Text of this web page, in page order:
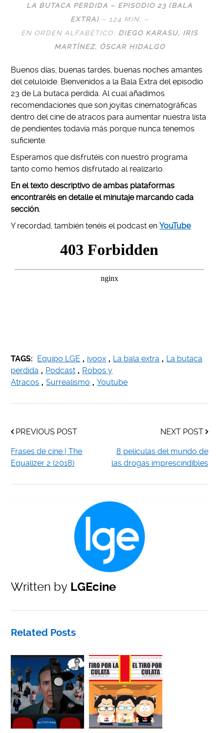
LA BUTACA PERDIDA – EPISODIO 23 (BALA
EXTRA) – 124 MIN. –
EN ORDEN ALFABÉTICO: DIEGO KARASU, IRIS
MARTÍNEZ, ÓSCAR HIDALGO
Buenos días, buenas tardes, buenas noches amantes
del celuloide. Bienvenidos a la Bala Extra del episodio
23 de La butaca perdida. Al cual añadimos
recomendaciones que son joyitas cinematográficas
dentro del cine de atracos para aumentar nuestra lista
de pendientes todavía más porque nunca tenemos
suficiente.
Esperamos que disfrutéis con nuestro programa
tanto como hemos disfrutado al realizarlo.
En el texto descriptivo de ambas plataformas
encontraréis en detalle el minutaje marcando cada
sección.
Y recordad, también tenéis el podcast en YouTube
TAGS: Equipo LGE , ivoox , La bala extra , La butaca
perdida , Podcast , Robos y
Atracos , Surrealismo , Youtube
PREVIOUS POST
Frases de cine | The
Equalizer 2 (2018)
NEXT POST
8 películas del mundo de
las drogas imprescindibles
Written by LGEcine
Related Posts